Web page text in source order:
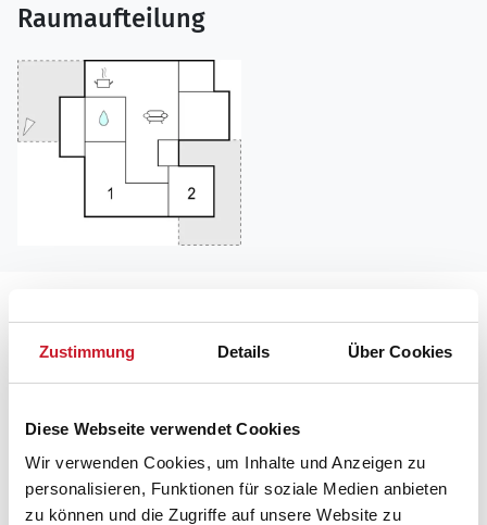
Zustimmung Details Über Cookies
Diese Webseite verwendet Cookies
Wir verwenden Cookies, um Inhalte und Anzeigen zu
personalisieren, Funktionen für soziale Medien anbieten
zu können und die Zugriffe auf unsere Website zu
Raumaufteilung
Høgeuglevej 15
4873 Væggerløse